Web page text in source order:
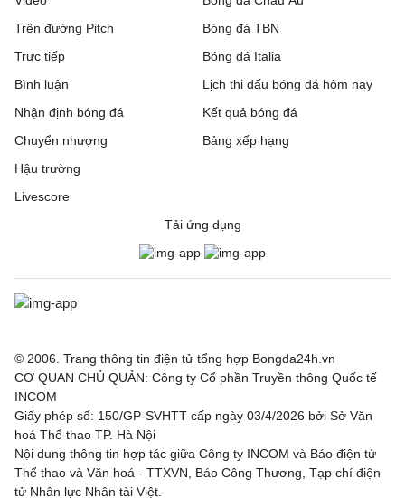
Trên đường Pitch
Trực tiếp
Bóng đá TBN
Bóng đá Italia
Bình luận
Nhận định bóng đá
Chuyển nhượng
Hậu trường
Livescore
Lịch thi đấu bóng đá hôm nay
Kết quả bóng đá
Bảng xếp hạng
Tải ứng dụng
© 2006. Trang thông tin điện tử tổng hợp Bongda24h.vn
CƠ QUAN CHỦ QUẢN: Công ty Cổ phần Truyền thông Quốc tế
INCOM
Giấy phép số: 150/GP-SVHTT cấp ngày 03/4/2026 bởi Sở Văn
hoá Thể thao TP. Hà Nội
Nội dung thông tin hợp tác giữa Công ty INCOM và Báo điện tử
Thể thao và Văn hoá - TTXVN, Báo Công Thương, Tạp chí điện
tử Nhân lực Nhân tài Việt.